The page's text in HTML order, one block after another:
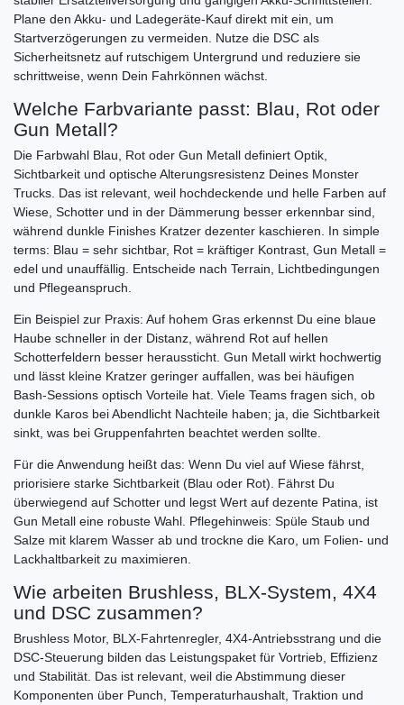
Plane den Akku- und Ladegeräte-Kauf direkt mit ein, um
Startverzögerungen zu vermeiden. Nutze die DSC als
Sicherheitsnetz auf rutschigem Untergrund und reduziere sie
schrittweise, wenn Dein Fahrkönnen wächst.
Welche Farbvariante passt: Blau, Rot oder
Gun Metall?
Die Farbwahl Blau, Rot oder Gun Metall definiert Optik,
Sichtbarkeit und optische Alterungsresistenz Deines Monster
Trucks. Das ist relevant, weil hochdeckende und helle Farben auf
Wiese, Schotter und in der Dämmerung besser erkennbar sind,
während dunkle Finishes Kratzer dezenter kaschieren. In simple
terms: Blau = sehr sichtbar, Rot = kräftiger Kontrast, Gun Metall =
edel und unauffällig. Entscheide nach Terrain, Lichtbedingungen
und Pflegeanspruch.
Ein Beispiel zur Praxis: Auf hohem Gras erkennst Du eine blaue
Haube schneller in der Distanz, während Rot auf hellen
Schotterfeldern besser heraussticht. Gun Metall wirkt hochwertig
und lässt kleine Kratzer geringer auffallen, was bei häufigen
Bash-Sessions optisch Vorteile hat. Viele Teams fragen sich, ob
dunkle Karos bei Abendlicht Nachteile haben; ja, die Sichtbarkeit
sinkt, was bei Gruppenfahrten beachtet werden sollte.
Für die Anwendung heißt das: Wenn Du viel auf Wiese fährst,
priorisiere starke Sichtbarkeit (Blau oder Rot). Fährst Du
überwiegend auf Schotter und legst Wert auf dezente Patina, ist
Gun Metall eine robuste Wahl. Pflegehinweis: Spüle Staub und
Salze mit klarem Wasser ab und trockne die Karo, um Folien- und
Lackhaltbarkeit zu maximieren.
Wie arbeiten Brushless, BLX-System, 4X4
und DSC zusammen?
Brushless Motor, BLX-Fahrtenregler, 4X4-Antriebsstrang und die
DSC-Steuerung bilden das Leistungspaket für Vortrieb, Effizienz
und Stabilität. Das ist relevant, weil die Abstimmung dieser
Komponenten über Punch, Temperaturhaushalt, Traktion und